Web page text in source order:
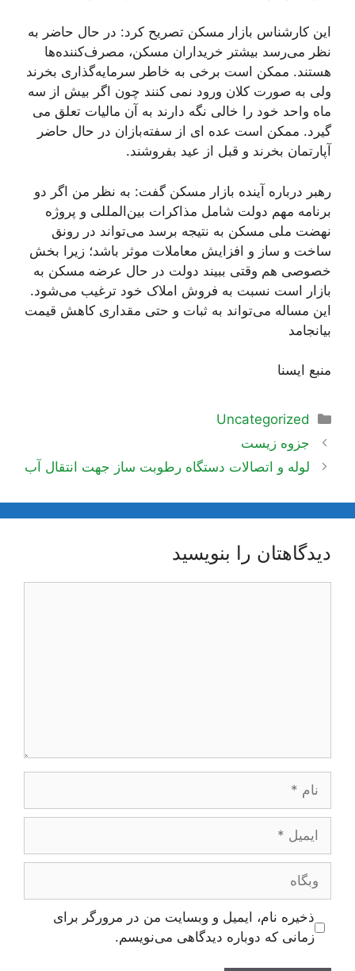
این کارشناس بازار مسکن تصریح کرد: در حال حاضر به
نظر می‌رسد بیشتر خریداران مسکن، مصرف‌کننده‌ها
هستند. ممکن است برخی به خاطر سرمایه‌گذاری بخرند
ولی به صورت کلان ورود نمی کنند چون اگر بیش از سه
ماه واحد خود را خالی نگه دارند به آن مالیات تعلق می
گیرد. ممکن است عده ای از سفته‌بازان در حال حاضر
آپارتمان بخرند و قبل از عید بفروشند.
رهبر درباره آینده بازار مسکن گفت: به نظر من اگر دو
برنامه مهم دولت شامل مذاکرات بین‌المللی و پروژه
نهضت ملی مسکن به نتیجه برسد می‌تواند در رونق
ساخت و ساز و افزایش معاملات موثر باشد؛ زیرا بخش
خصوصی هم وقتی ببیند دولت در حال عرضه مسکن به
بازار است نسبت به فروش املاک خود ترغیب می‌شود.
این مساله می‌تواند به ثبات و حتی مقداری کاهش قیمت
بیانجامد
منبع ایسنا
دسته‌ها
Uncategorized
ناوبری
نوشته‌ها
جزوه زیست
لوله و اتصالات دستگاه رطوبت ساز جهت انتقال آب
دیدگاهتان را بنویسید
ایمیل
وبگاه
ذخیره نام، ایمیل و وبسایت من در مرورگر برای
زمانی که دوباره دیدگاهی می‌نویسم.